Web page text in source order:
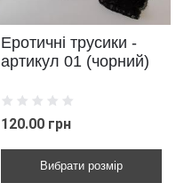
Еротичні трусики -
артикул 01 (чорний)
120.00 грн
Вибрати розмір